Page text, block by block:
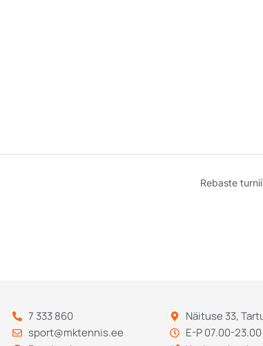
Rebaste
7 333 860
sport@mktennis.ee
Näituse 33,
E-P 07.00-23.00